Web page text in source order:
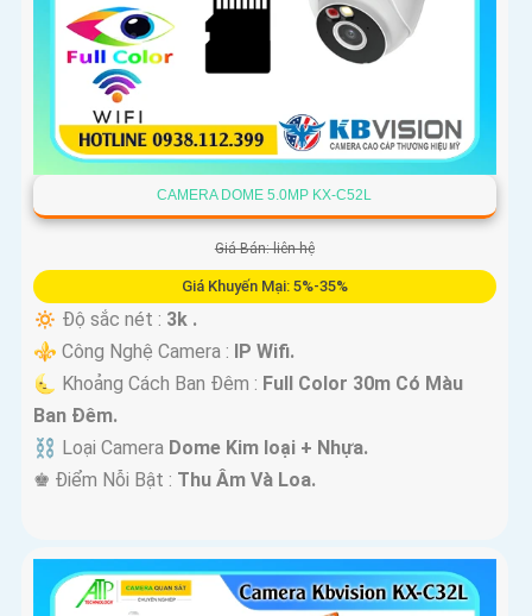
CAMERA DOME 5.0MP KX-C52L
Giá Bán: liên hệ
Giá Khuyến Mại: 5%-35%
🔅 Độ sắc nét : 3k .
⚜️ Công Nghệ Camera : IP Wifi.
🌜 Khoảng Cách Ban Đêm : Full Color 30m Có Màu
Ban Ðêm.
⛓ Loại Camera Dome Kim loại + Nhựa.
️♚ Điểm Nỗi Bật : Thu Âm Và Loa.